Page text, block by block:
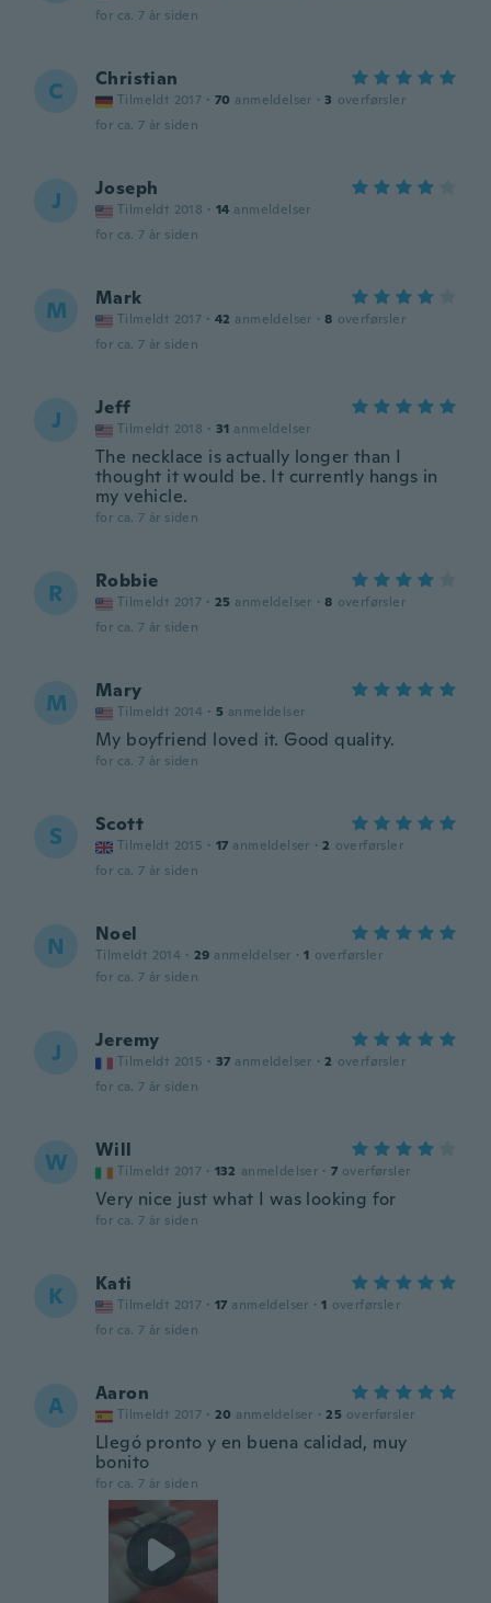
for ca. 7 år siden
C Christian
Tilmeldt 2017 · 70 anmeldelser · 3 overførsler
for ca. 7 år siden
J Joseph
Tilmeldt 2018 · 14 anmeldelser
for ca. 7 år siden
M Mark
Tilmeldt 2017 · 42 anmeldelser · 8 overførsler
for ca. 7 år siden
J Jeff
Tilmeldt 2018 · 31 anmeldelser
The necklace is actually longer than I
thought it would be. It currently hangs in
my vehicle.
for ca. 7 år siden
R Robbie
Tilmeldt 2017 · 25 anmeldelser · 8 overførsler
for ca. 7 år siden
M Mary
Tilmeldt 2014 · 5 anmeldelser
My boyfriend loved it. Good quality.
for ca. 7 år siden
S Scott
Tilmeldt 2015 · 17 anmeldelser · 2 overførsler
for ca. 7 år siden
N Noel
Tilmeldt 2014 · 29 anmeldelser · 1 overførsler
for ca. 7 år siden
J Jeremy
Tilmeldt 2015 · 37 anmeldelser · 2 overførsler
for ca. 7 år siden
W Will
Tilmeldt 2017 · 132 anmeldelser · 7 overførsler
Very nice just what I was looking for
for ca. 7 år siden
K Kati
Tilmeldt 2017 · 17 anmeldelser · 1 overførsler
for ca. 7 år siden
A Aaron
Tilmeldt 2017 · 20 anmeldelser · 25 overførsler
Llegó pronto y en buena calidad, muy
bonito
for ca. 7 år siden